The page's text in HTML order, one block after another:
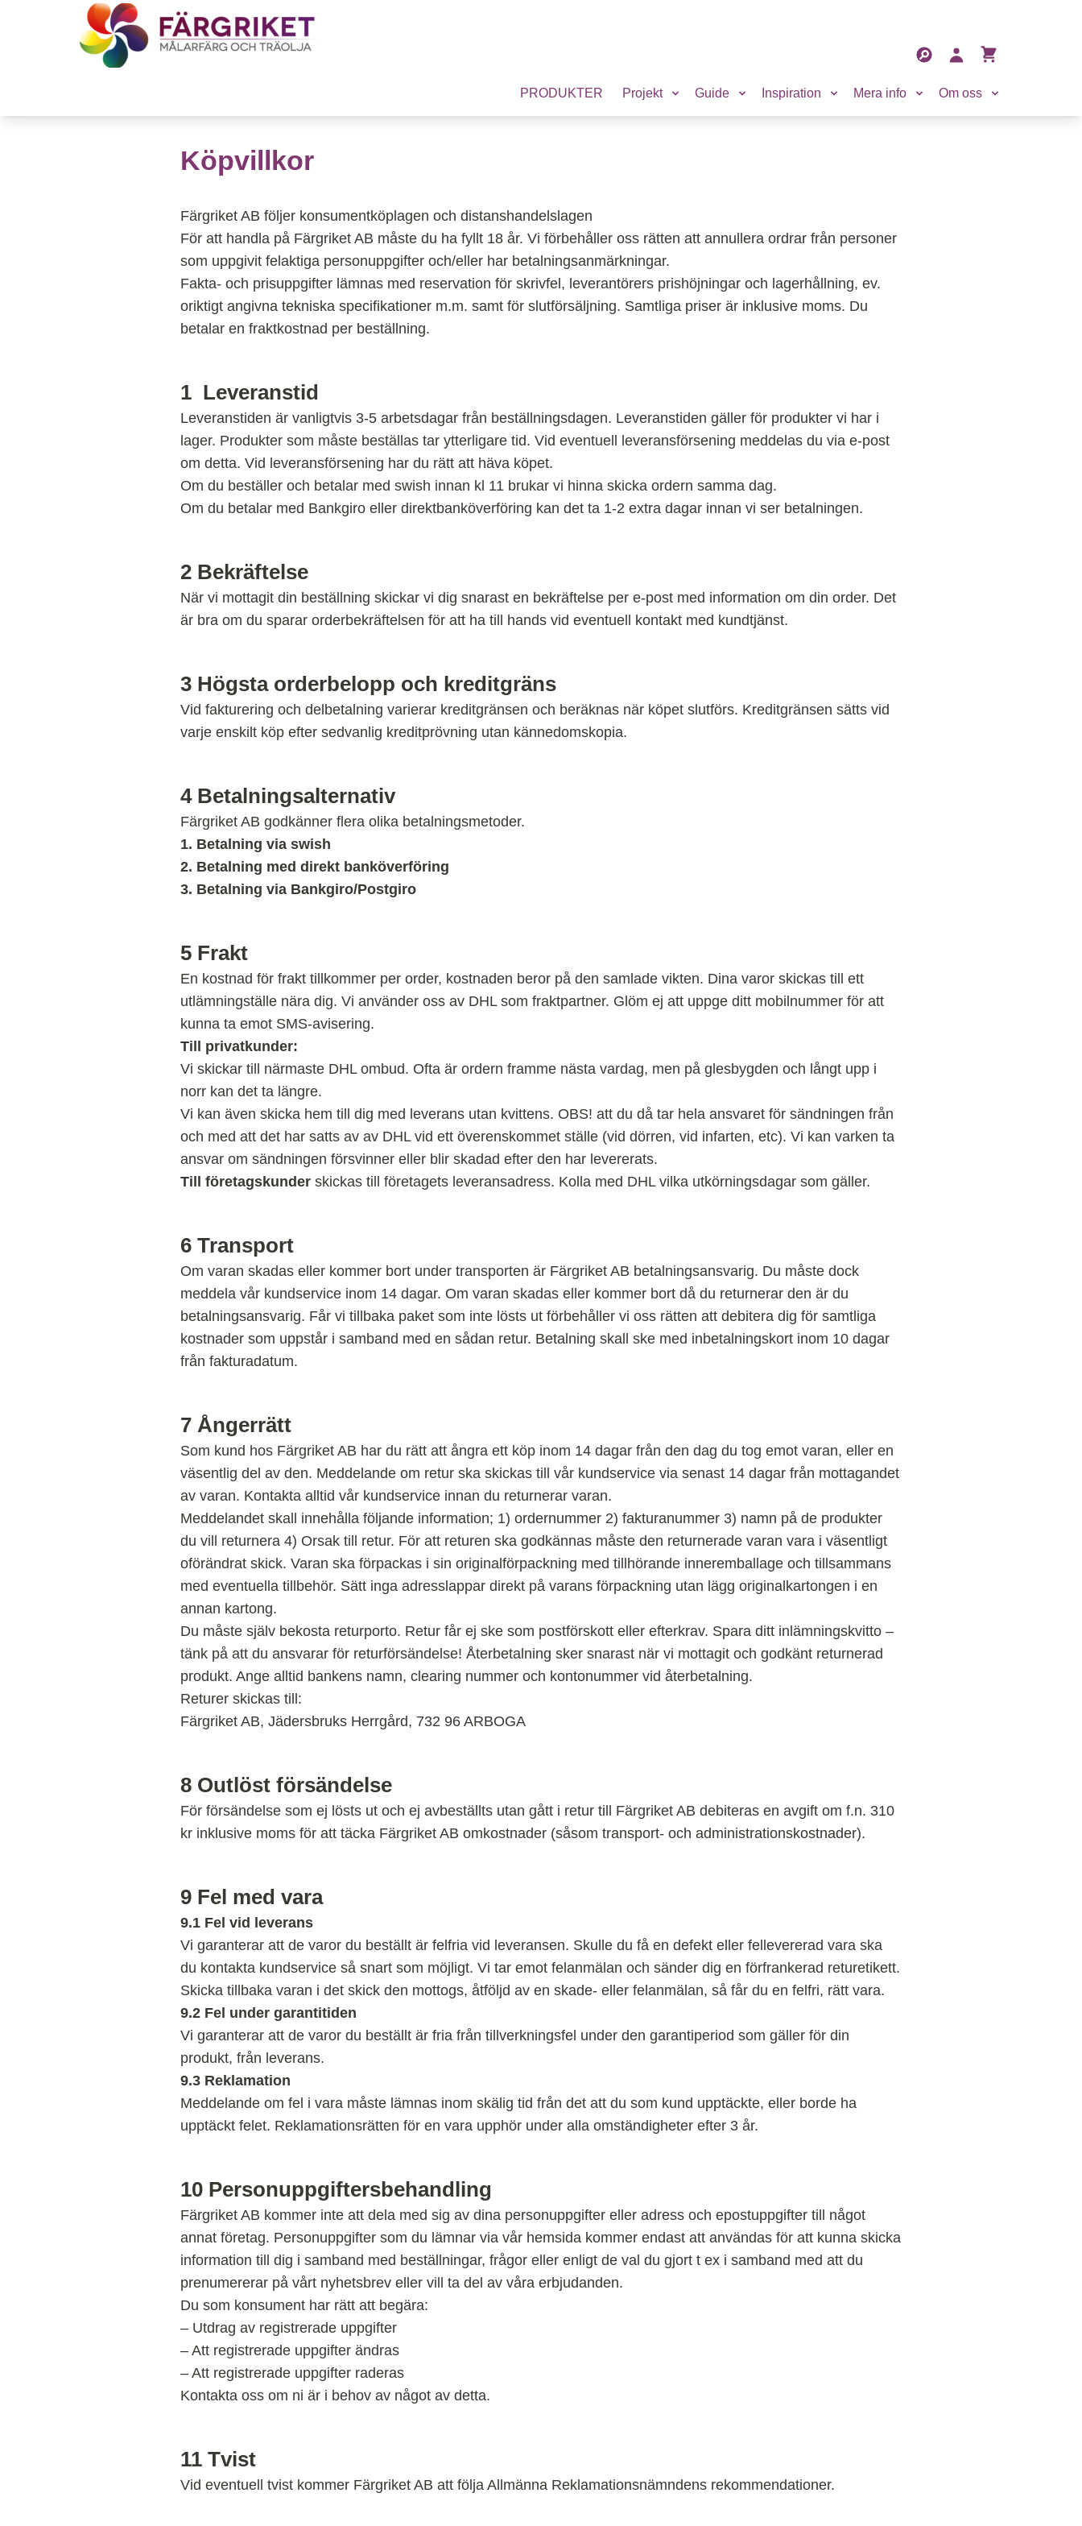
Hoppa till innehållTill Färgrikets startsida
Sökfält
Sök
Mitt kontoVisa varukorg
PRODUKTER Projekt Guide Inspiration Mera info Om oss
Köpvillkor
Färgriket AB följer konsumentköplagen och distanshandelslagen
För att handla på Färgriket AB måste du ha fyllt 18 år. Vi förbehåller oss rätten att annullera ordrar från personer
som uppgivit felaktiga personuppgifter och/eller har betalningsanmärkningar.
Fakta- och prisuppgifter lämnas med reservation för skrivfel, leverantörers prishöjningar och lagerhållning, ev.
oriktigt angivna tekniska specifikationer m.m. samt för slutförsäljning. Samtliga priser är inklusive moms. Du
betalar en fraktkostnad per beställning.
1 Leveranstid
Leveranstiden är vanligtvis 3-5 arbetsdagar från beställningsdagen. Leveranstiden gäller för produkter vi har i
lager. Produkter som måste beställas tar ytterligare tid. Vid eventuell leveransförsening meddelas du via e-post
om detta. Vid leveransförsening har du rätt att häva köpet.
Om du beställer och betalar med swish innan kl 11 brukar vi hinna skicka ordern samma dag.
Om du betalar med Bankgiro eller direktbanköverföring kan det ta 1-2 extra dagar innan vi ser betalningen.
2 Bekräftelse
När vi mottagit din beställning skickar vi dig snarast en bekräftelse per e-post med information om din order. Det
är bra om du sparar orderbekräftelsen för att ha till hands vid eventuell kontakt med kundtjänst.
3 Högsta orderbelopp och kreditgräns
Vid fakturering och delbetalning varierar kreditgränsen och beräknas när köpet slutförs. Kreditgränsen sätts vid
varje enskilt köp efter sedvanlig kreditprövning utan kännedomskopia.
4Betalningsalternativ
Färgriket AB godkänner flera olika betalningsmetoder.
1. Betalning via swish
2. Betalning med direkt banköverföring
3. Betalning via Bankgiro/Postgiro
5 Frakt
En kostnad för frakt tillkommer per order, kostnaden beror på den samlade vikten. Dina varor skickas till ett
utlämningställe nära dig. Vi använder oss av DHL som fraktpartner. Glöm ej att uppge ditt mobilnummer för att
kunna ta emot SMS-avisering.
Till privatkunder:
Vi skickar till närmaste DHL ombud. Ofta är ordern framme nästa vardag, men på glesbygden och långt upp i
norr kan det ta längre.
Vi kan även skicka hem till dig med leverans utan kvittens. OBS! att du då tar hela ansvaret för sändningen från
och med att det har satts av av DHL vid ett överenskommet ställe (vid dörren, vid infarten, etc). Vi kan varken ta
ansvar om sändningen försvinner eller blir skadad efter den har levererats.
Till företagskunder skickas till företagets leveransadress. Kolla med DHL vilka utkörningsdagar som gäller.
6 Transport
Om varan skadas eller kommer bort under transporten är Färgriket AB betalningsansvarig. Du måste dock
meddela vår kundservice inom 14 dagar. Om varan skadas eller kommer bort då du returnerar den är du
betalningsansvarig. Får vi tillbaka paket som inte lösts ut förbehåller vi oss rätten att debitera dig för samtliga
kostnader som uppstår i samband med en sådan retur. Betalning skall ske med inbetalningskort inom 10 dagar
från fakturadatum.
7 Ångerrätt
Som kund hos Färgriket AB har du rätt att ångra ett köp inom 14 dagar från den dag du tog emot varan, eller en
väsentlig del av den. Meddelande om retur ska skickas till vår kundservice via senast 14 dagar från mottagandet
av varan. Kontakta alltid vår kundservice innan du returnerar varan.
Meddelandet skall innehålla följande information; 1) ordernummer 2) fakturanummer 3) namn på de produkter
du vill returnera 4) Orsak till retur. För att returen ska godkännas måste den returnerade varan vara i väsentligt
oförändrat skick. Varan ska förpackas i sin originalförpackning med tillhörande inneremballage och tillsammans
med eventuella tillbehör. Sätt inga adresslappar direkt på varans förpackning utan lägg originalkartongen i en
annan kartong.
Du måste själv bekosta returporto. Retur får ej ske som postförskott eller efterkrav. Spara ditt inlämningskvitto –
tänk på att du ansvarar för returförsändelse! Återbetalning sker snarast när vi mottagit och godkänt returnerad
produkt. Ange alltid bankens namn, clearing nummer och kontonummer vid återbetalning.
Returer skickas till:
Färgriket AB, Jädersbruks Herrgård, 732 96 ARBOGA
8 Outlöst försändelse
För försändelse som ej lösts ut och ej avbeställts utan gått i retur till Färgriket AB debiteras en avgift om f.n. 310
kr inklusive moms för att täcka Färgriket AB omkostnader (såsom transport- och administrationskostnader).
9 Fel med vara
9.1 Fel vid leverans
Vi garanterar att de varor du beställt är felfria vid leveransen. Skulle du få en defekt eller fellevererad vara ska
du kontakta kundservice så snart som möjligt. Vi tar emot felanmälan och sänder dig en förfrankerad returetikett.
Skicka tillbaka varan i det skick den mottogs, åtföljd av en skade- eller felanmälan, så får du en felfri, rätt vara.
9.2 Fel under garantitiden
Vi garanterar att de varor du beställt är fria från tillverkningsfel under den garantiperiod som gäller för din
produkt, från leverans.
9.3 Reklamation
Meddelande om fel i vara måste lämnas inom skälig tid från det att du som kund upptäckte, eller borde ha
upptäckt felet. Reklamationsrätten för en vara upphör under alla omständigheter efter 3 år.
10 Personuppgiftersbehandling
Färgriket AB kommer inte att dela med sig av dina personuppgifter eller adress och epostuppgifter till något
annat företag. Personuppgifter som du lämnar via vår hemsida kommer endast att användas för att kunna skicka
information till dig i samband med beställningar, frågor eller enligt de val du gjort t ex i samband med att du
prenumererar på vårt nyhetsbrev eller vill ta del av våra erbjudanden.
Du som konsument har rätt att begära:
– Utdrag av registrerade uppgifter
– Att registrerade uppgifter ändras
– Att registrerade uppgifter raderas
Kontakta oss om ni är i behov av något av detta.
11 Tvist
Vid eventuell tvist kommer Färgriket AB att följa Allmänna Reklamationsnämndens rekommendationer.